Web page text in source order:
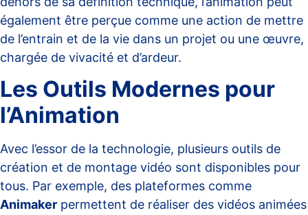
également être perçue comme une action de mettre
de l’entrain et de la vie dans un projet ou une œuvre,
chargée de vivacité et d’ardeur.
Les Outils Modernes pour
l’Animation
Avec l’essor de la technologie, plusieurs outils de
création et de montage vidéo sont disponibles pour
tous. Par exemple, des plateformes comme
Animaker permettent de réaliser des vidéos animées